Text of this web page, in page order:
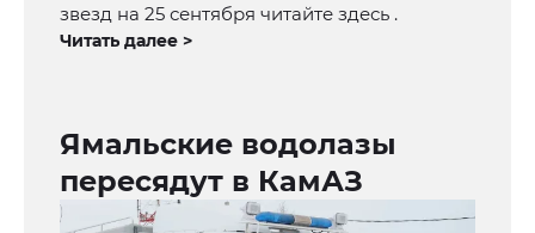
звезд на 25 сентября читайте здесь .
Читать далее >
Ямальские водолазы
пересядут в КамАЗ